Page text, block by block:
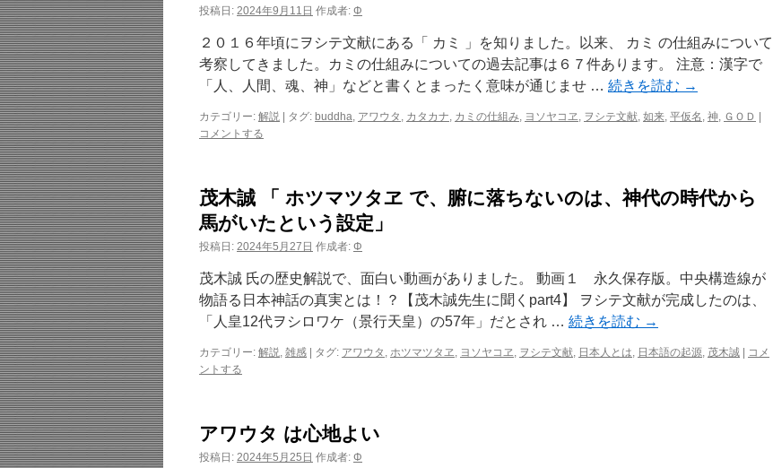
投稿日: 2024年9月11日 作成者: Φ
２０１６年頃にヲシテ文献にある「 カミ 」を知りました。以来、 カミ の仕組みについて
考察してきました。カミの仕組みについての過去記事は６７件あります。 注意：漢字で
「人、人間、魂、神」などと書くとまったく意味が通じませ … 続きを読む →
カテゴリー: 解説 タグ: buddha, アワウタ , カタカナ, カミの仕組み, ヨソヤコヱ, ヲシテ文献, 如来, 平仮名 , 神, ＧＯＤ
コメントする
茂木誠 「 ホツマツタヱ で、腑に落ちないのは、神代の時代から
馬がいたという設定」
投稿日: 2024年5月27日 作成者: Φ
茂木誠 氏の歴史解説で、面白い動画がありました。 動画１ 永久保存版。中央構造線が
物語る日本神話の真実とは！？【茂木誠先生に聞くpart4】 ヲシテ文献が完成したのは、
「人皇12代ヲシロワケ（景行天皇）の57年」だとされ … 続きを読む →
カテゴリー: 解説, 雑感 タグ: アワウタ , ホツマツタヱ, ヨソヤコヱ, ヲシテ文献, 日本人とは, 日本語の起源, 茂木誠
コメ
ントする
アワウタ は心地よい
投稿日: 2024年5月25日 作成者: Φ